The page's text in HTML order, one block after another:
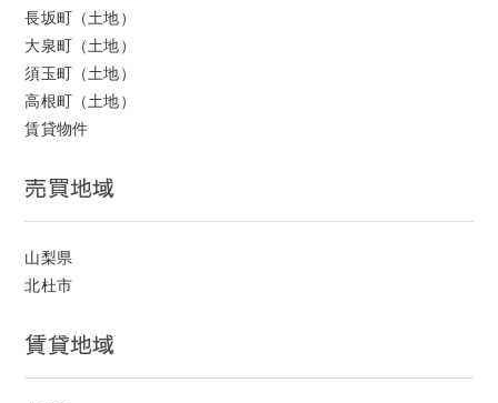
長坂町（土地）
大泉町（土地）
須玉町（土地）
高根町（土地）
賃貸物件
売買地域
山梨県
北杜市
賃貸地域